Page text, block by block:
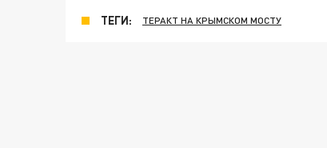
ТЕГИ: ТЕРАКТ НА КРЫМСКОМ МОСТУ